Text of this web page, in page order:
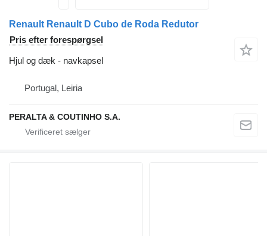
Renault Renault D Cubo de Roda Redutor
Pris efter forespørgsel
Hjul og dæk - navkapsel
Portugal, Leiria
PERALTA & COUTINHO S.A.